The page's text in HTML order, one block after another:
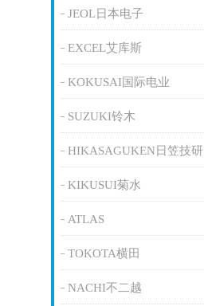
JEOL日本电子
EXCEL艾库斯
KOKUSAI国际电业
SUZUKI铃木
HIKASAGUKEN日笠技研
KIKUSUI菊水
ATLAS
TOKOTA横田
NACHI不二越